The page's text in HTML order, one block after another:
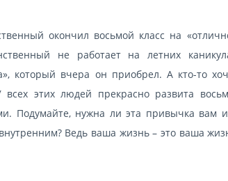
окончил восьмой класс на
не работает на летних
который вчера он приобрел. А кто-то
этих людей прекрасно развита
Подумайте, нужна ли эта привычка вам
Ведь ваша жизнь – это ваша